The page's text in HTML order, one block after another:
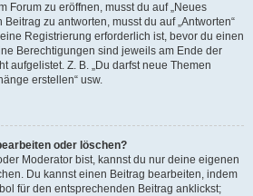
Forum zu eröffnen, musst du auf „Neues
zu antworten, musst du auf „Antworten“
Registrierung erforderlich ist, bevor du einen
Berechtigungen sind jeweils am Ende der
aufgelistet. Z. B. „Du darfst neue Themen
erstellen“ usw.
oder löschen?
Moderator bist, kannst du nur deine eigenen
Du kannst einen Beitrag bearbeiten, indem
für den entsprechenden Beitrag anklickst;